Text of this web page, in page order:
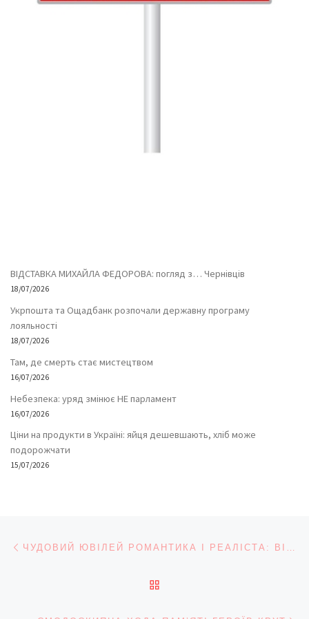
ВІДСТАВКА МИХАЙЛА ФЕДОРОВА: погляд з… Чернівців
18/07/2026
Укрпошта та Ощадбанк розпочали державну програму
лояльності
18/07/2026
Там, де смерть стає мистецтвом
16/07/2026
Небезпека: уряд змінює НЕ парламент
16/07/2026
Ціни на продукти в Україні: яйця дешевшають, хліб може
подорожчати
15/07/2026
Навігація записів